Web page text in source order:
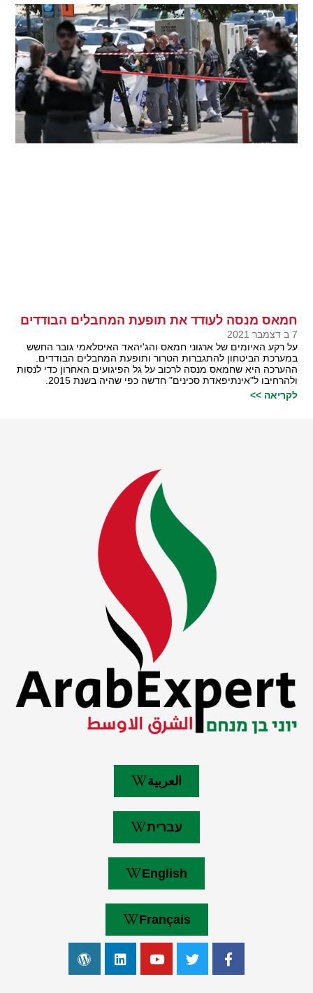
חמאס מנסה לעודד את תופעת המחבלים הבודדים
7 ב דצמבר 2021
על רקע האיומים של ארגוני חמאס והג'יהאד האיסלאמי גובר החשש
במערכת הביטחון להתגברות הטרור ותופעת המחבלים הבודדים.
ההערכה היא שחמאס מנסה לרכוב על גל הפיגועים האחרון כדי לנסות
ולהרחיבו ל"אינתיפאדת סכינים" חדשה כפי שהיה בשנת 2015.
לקריאה >>
العربية
עברית
English
Français